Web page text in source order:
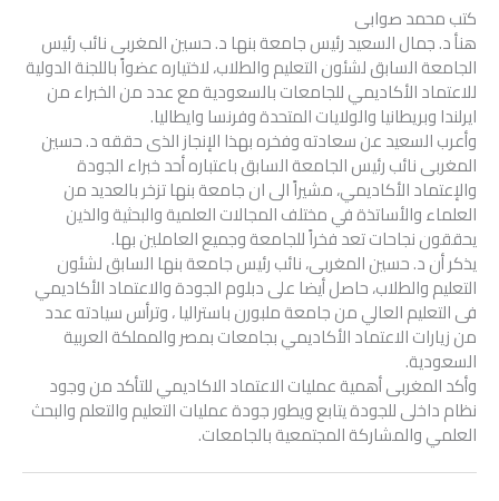
كتب محمد صوابى
هنأ د. جمال السعيد رئيس جامعة بنها د. حسين المغربى نائب رئيس
الجامعة السابق لشئون التعليم والطلاب، لاختياره عضواً باللجنة الدولية
للاعتماد الأكاديمي للجامعات بالسعودية مع عدد من الخبراء من
ايرلندا وبريطانيا والولايات المتحدة وفرنسا وايطاليا.
وأعرب السعيد عن سعادته وفخره بهذا الإنجاز الذى حققه د. حسين
المغربى نائب رئيس الجامعة السابق باعتباره أحد خبراء الجودة
والإعتماد الأكاديمي، مشيراً الى ان جامعة بنها تزخر بالعديد من
العلماء والأساتذة في مختلف المجالات العلمية والبحثية والذين
يحققون نجاحات تعد فخراً للجامعة وجميع العاملين بها.
يذكر أن د. حسين المغربى، نائب رئيس جامعة بنها السابق لشئون
التعليم والطلاب، حاصل أيضا على دبلوم الجودة والاعتماد الأكاديمي
فى التعليم العالي من جامعة ملبورن باستراليا ، وترأس سيادته عدد
من زيارات الاعتماد الأكاديمي بجامعات بمصر والمملكة العربية
السعودية.
وأكد المغربى أهمية عمليات الاعتماد الاكاديمي للتأكد من وجود
نظام داخلى للجودة يتابع ويطور جودة عمليات التعليم والتعلم والبحث
العلمي والمشاركة المجتمعية بالجامعات.